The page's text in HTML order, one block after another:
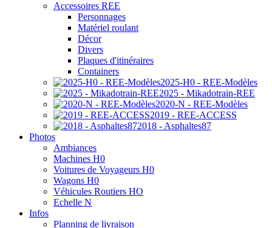
Accessoires REE
Personnages
Matériel roulant
Décor
Divers
Plaques d'itinéraires
Containers
2025-H0 - REE-Modèles
2025 - Mikadotrain-REE
2020-N - REE-Modèles
2019 - REE-ACCESS
2018 - Asphaltes87
Photos
Ambiances
Machines H0
Voitures de Voyageurs H0
Wagons H0
Véhicules Routiers HO
Echelle N
Infos
Planning de livraison